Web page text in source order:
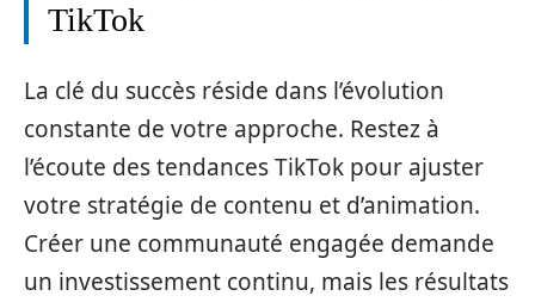
TikTok
La clé du succès réside dans l’évolution
constante de votre approche. Restez à
l’écoute des tendances TikTok pour ajuster
votre stratégie de contenu et d’animation.
Créer une communauté engagée demande
un investissement continu, mais les résultats